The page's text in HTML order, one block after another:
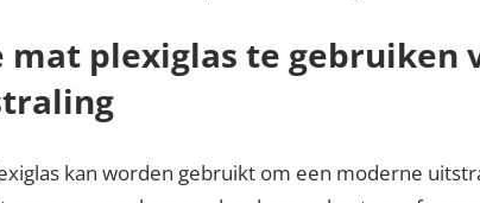
mat plexiglas te gebruiken
kan worden gebruikt om een moderne